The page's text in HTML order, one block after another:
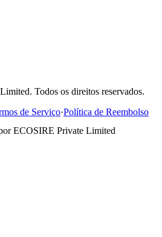
Todos os direitos reservados.
de Serviço·Política de Reembolso
ECOSIRE Private Limited